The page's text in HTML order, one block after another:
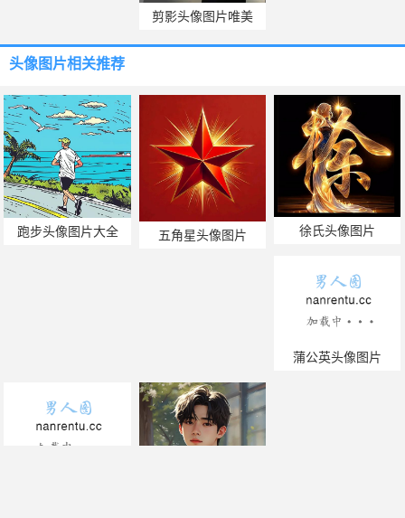
剪影头像图片唯美
头像图片相关推荐
跑步头像图片大全 五角星头像图片 徐氏头像图片
蒲公英头像图片